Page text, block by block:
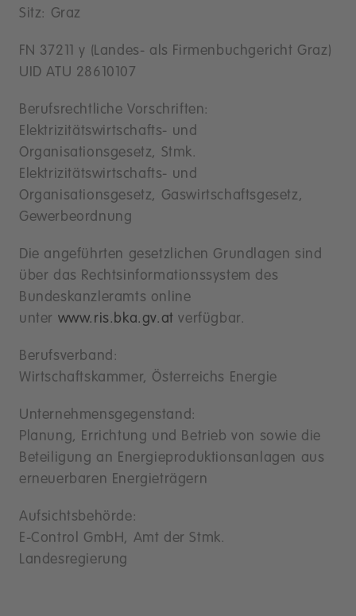
Sitz: Graz
FN 37211 y (Landes- als Firmenbuchgericht Graz)
UID ATU 28610107
Berufsrechtliche Vorschriften:
Elektrizitätswirtschafts- und
Organisationsgesetz, Stmk.
Elektrizitätswirtschafts- und
Organisationsgesetz, Gaswirtschaftsgesetz,
Gewerbeordnung
Die angeführten gesetzlichen Grundlagen sind
über das Rechtsinformationssystem des
Bundeskanzleramts online
unter www.ris.bka.gv.at verfügbar.
Berufsverband:
Wirtschaftskammer, Österreichs Energie
Unternehmensgegenstand:
Planung, Errichtung und Betrieb von sowie die
Beteiligung an Energieproduktionsanlagen aus
erneuerbaren Energieträgern
Aufsichtsbehörde:
E-Control GmbH, Amt der Stmk.
Landesregierung